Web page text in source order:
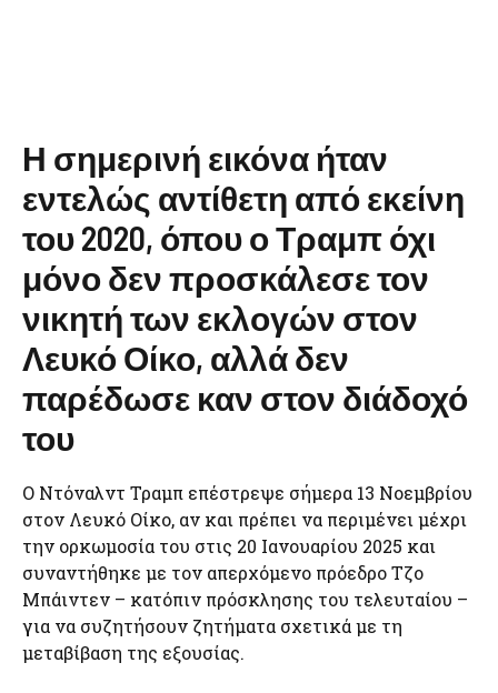
Η σημερινή εικόνα ήταν
εντελώς αντίθετη από εκείνη
του 2020, όπου ο Τραμπ όχι
μόνο δεν προσκάλεσε τον
νικητή των εκλογών στον
Λευκό Οίκο, αλλά δεν
παρέδωσε καν στον διάδοχό
του
Ο Ντόναλντ Τραμπ επέστρεψε σήμερα 13 Νοεμβρίου
στον Λευκό Οίκο, αν και πρέπει να περιμένει μέχρι
την ορκωμοσία του στις 20 Ιανουαρίου 2025 και
συναντήθηκε με τον απερχόμενο πρόεδρο Τζο
Μπάιντεν – κατόπιν πρόσκλησης του τελευταίου –
για να συζητήσουν ζητήματα σχετικά με τη
μεταβίβαση της εξουσίας.